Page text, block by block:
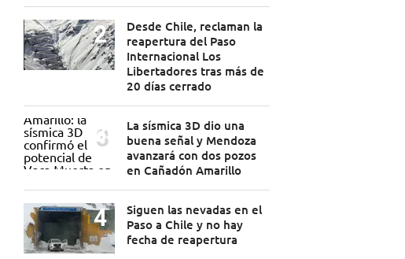
Desde Chile, reclaman la
reapertura del Paso
Internacional Los
Libertadores tras más de
20 días cerrado
La sísmica 3D dio una
buena señal y Mendoza
avanzará con dos pozos
en Cañadón Amarillo
Siguen las nevadas en el
Paso a Chile y no hay
fecha de reapertura